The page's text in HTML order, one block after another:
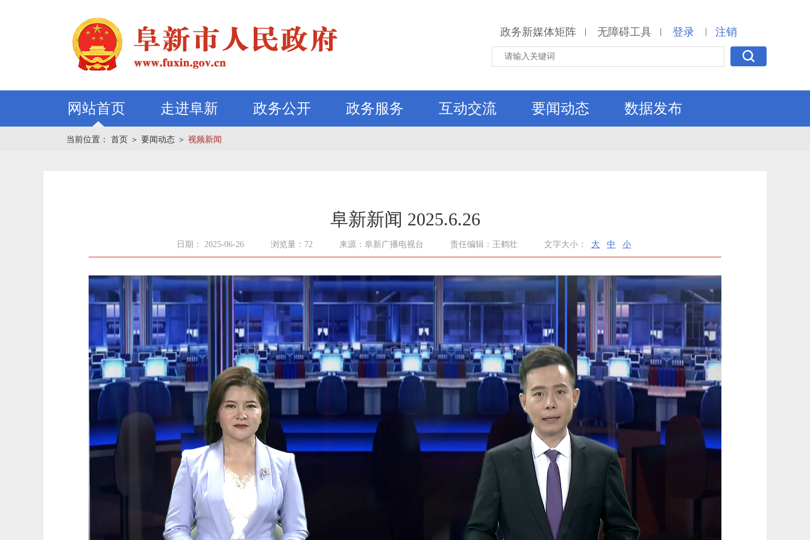
政务新媒体矩阵 | 无障碍工具 | 登录 | 注销
网站首页 走进阜新 政务公开 政务服务 互动交流 要闻动态 数据发布
当前位置： 首页 ＞ 要闻动态 ＞ 视频新闻
阜新新闻 2025.6.26
日期： 2025-06-26 浏览量：72 来源：阜新广播电视台 责任编辑：王鹤壮 文字大小： 大 中 小